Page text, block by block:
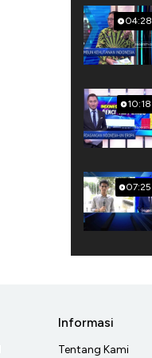
04:28
10:18
07:25
Informasi
Tentang Kami